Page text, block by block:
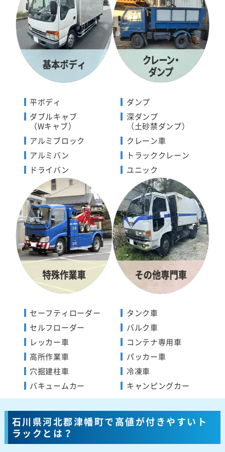
平ボディ
ダブルキャブ
（Wキャブ）
アルミブロック
アルミバン
ドライバン
ダンプ
深ダンプ
（土砂禁ダンプ）
クレーン車
トラッククレーン
ユニック
セーフティローダー
セルフローダー
レッカー車
高所作業車
穴掘建柱車
バキュームカー
タンク車
バルク車
コンテナ専用車
パッカー車
冷凍車
キャンピングカー
石川県河北郡津幡町で高値が付きやすいト
ラックとは？